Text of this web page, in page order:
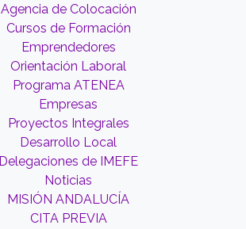
Agencia de Colocación
Cursos de Formación
Emprendedores
Orientación Laboral
Programa ATENEA
Empresas
Proyectos Integrales
Desarrollo Local
Delegaciones de IMEFE
Noticias
MISIÓN ANDALUCÍA
CITA PREVIA